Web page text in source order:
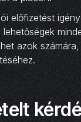
előfizetést
azok